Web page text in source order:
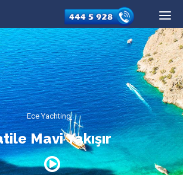
Ece Yachting
Mavi Yakışır